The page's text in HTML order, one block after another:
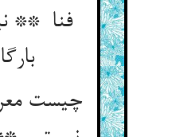
فنا **
بارگاه کبریا
چیست